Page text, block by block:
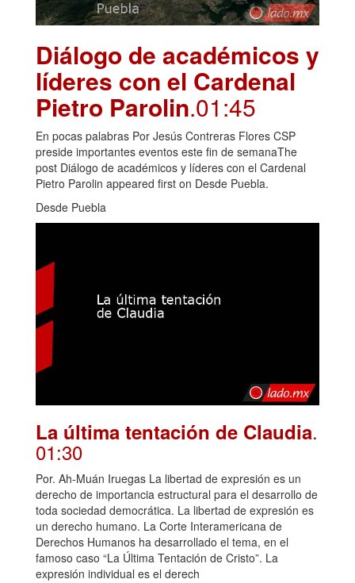
Diálogo de académicos y
líderes con el Cardenal
Pietro Parolin.01:45
En pocas palabras Por Jesús Contreras Flores CSP
preside importantes eventos este fin de semanaThe
post Diálogo de académicos y líderes con el Cardenal
Pietro Parolin appeared first on Desde Puebla.
Desde Puebla
La última tentación de Claudia.
01:30
Por. Ah-Muán Iruegas La libertad de expresión es un
derecho de importancia estructural para el desarrollo de
toda sociedad democrática. La libertad de expresión es
un derecho humano. La Corte Interamericana de
Derechos Humanos ha desarrollado el tema, en el
famoso caso “La Última Tentación de Cristo”. La
expresión individual es el derech